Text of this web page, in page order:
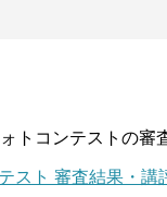
トコンテストの審
スト 審査結果・講